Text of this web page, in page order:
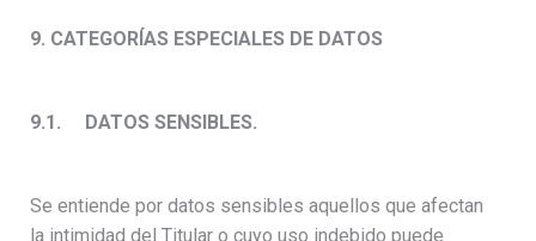
9. CATEGORÍAS ESPECIALES DE DATOS
9.1. DATOS SENSIBLES.
Se entiende por datos sensibles aquellos que afectan
la intimidad del Titular o cuyo uso indebido puede